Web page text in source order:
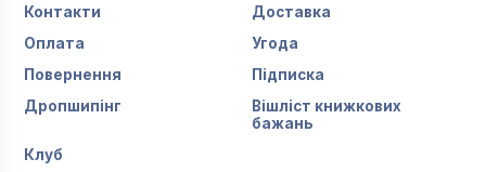
Контакти
Доставка
Оплата
Угода
Повернення
Підписка
Дропшипінг
Вішліст книжкових
бажань
Клуб